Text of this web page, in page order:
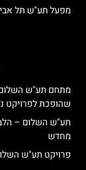
מפעל תע"ש תל
מתחם תע"ש
שהופכת לפרויקט
תע"ש השלום –
מחדש
פרויקט תע"ש